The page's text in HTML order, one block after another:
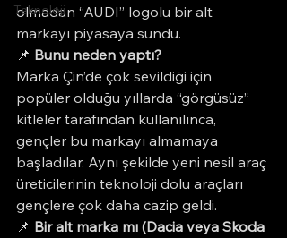
Teknoloji
olmadan “AUDI” logolu bir alt
markayı piyasaya sundu.
📌 Bunu neden yaptı?
Marka Çin’de çok sevildiği için
popüler olduğu yıllarda “görgüsüz”
kitleler tarafından kullanılınca,
gençler bu markayı almamaya
başladılar. Aynı şekilde yeni nesil araç
üreticilerinin teknoloji dolu araçları
gençlere çok daha cazip geldi.
📌 Bir alt marka mı (Dacia veya Skoda